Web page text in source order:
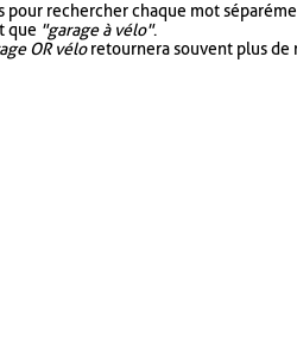
rechercher chaque mot
que "garage à vélo".
OR véloretournera souvent plus de